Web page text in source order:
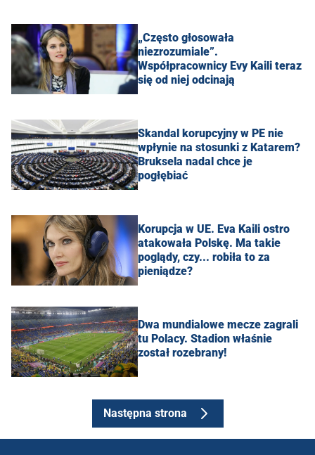
„Często głosowała
niezrozumiale”.
Współpracownicy Evy Kaili teraz
się od niej odcinają
Skandal korupcyjny w PE nie
wpłynie na stosunki z Katarem?
Bruksela nadal chce je
pogłębiać
Korupcja w UE. Eva Kaili ostro
atakowała Polskę. Ma takie
poglądy, czy... robiła to za
pieniądze?
Dwa mundialowe mecze zagrali
tu Polacy. Stadion właśnie
został rozebrany!
Następna strona